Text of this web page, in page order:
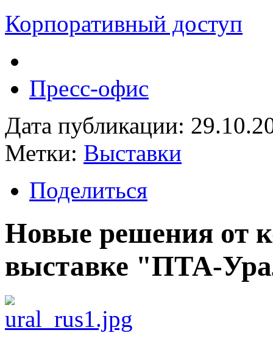
Корпоративный доступ
Пресс-офис
Дата публикации:
Метки: Выставки
Поделиться
Новые решения от
выставке "ПТА-